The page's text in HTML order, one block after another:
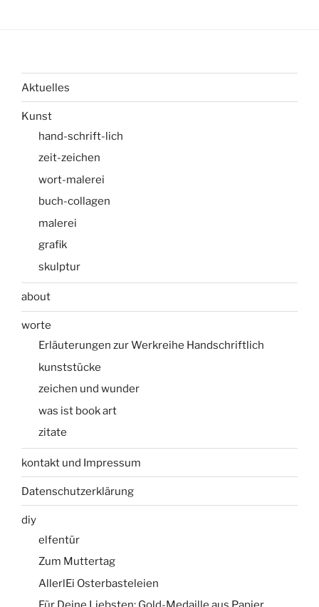
Aktuelles
Kunst
hand-schrift-lich
zeit-zeichen
wort-malerei
buch-collagen
malerei
grafik
skulptur
about
worte
Erläuterungen zur Werkreihe Handschriftlich
kunststücke
zeichen und wunder
was ist book art
zitate
kontakt und Impressum
Datenschutzerklärung
diy
elfentür
Zum Muttertag
AllerlEi Osterbasteleien